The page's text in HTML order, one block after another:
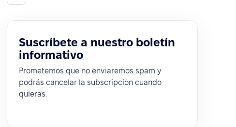
Suscríbete a nuestro boletín
informativo
Prometemos que no enviaremos spam y
podrás cancelar la subscripción cuando
quieras.